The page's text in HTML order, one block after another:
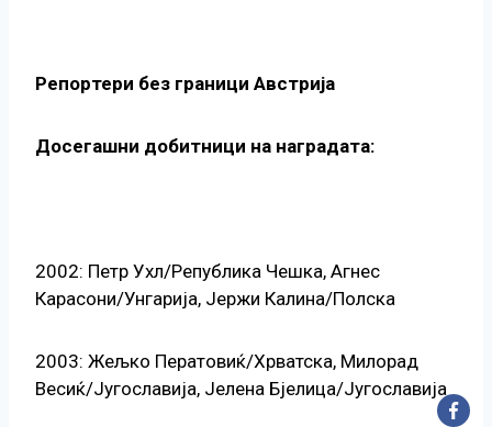
Репортери без граници Австрија
Досегашни добитници на наградата:
2002: Петр Ухл/Република Чешка, Агнес
Карасони/Унгарија, Јержи Калина/Полска
2003: Жељко Ператовиќ/Хрватска, Милорад
Весиќ/Југославија, Јелена Бјелица/Југославија